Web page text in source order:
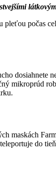
pleťou počas
mikroprúd
maskách
do